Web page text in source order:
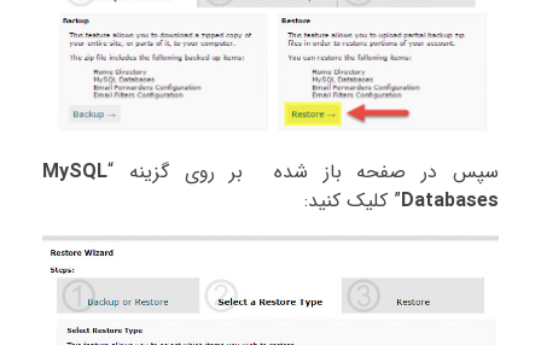
سپس در صفحه باز شده بر روی گزینه “MySQL
Databases” کلیک کنید: